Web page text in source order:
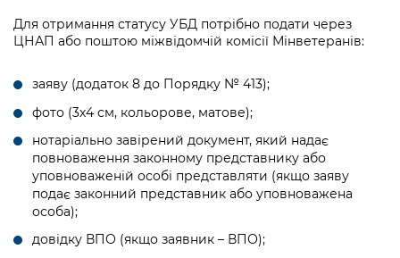
Промисловість і наука Києва
Kyiv International Relations
Річні звіти
Гендерна політика
Безбар'єрність
Пам'ятки культурної спадщини
Портал Захисників та Захисниць
Безбар'єрність
Портал послуг
Міський застосунок Київ Цифровий
Важливе під час воєнного стану
«Ініціатива «Партнерство «Відкритий
Важливе під час воєнного стану
Інформація для споживачів
Про відкриті дані
Портал даних Києва
Публічні дашборди
Для отримання статусу УБД потрібно подати через
ЦНАП або поштою міжвідомчій комісії Мінветеранів:
заяву (додаток 8 до Порядку № 413);
фото (3х4 см, кольорове, матове);
нотаріально завірений документ, який надає
повноваження законному представнику або
уповноваженій особі представляти (якщо заяву
подає законний представник або уповноважена
особа);
довідку ВПО (якщо заявник – ВПО);